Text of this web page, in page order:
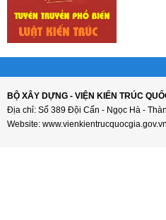
BỘ XÂY DỰNG - VIỆN KIẾN TRÚC
Địa chỉ: Số 389 Đội Cấn - Ngọc Hà -
Website: